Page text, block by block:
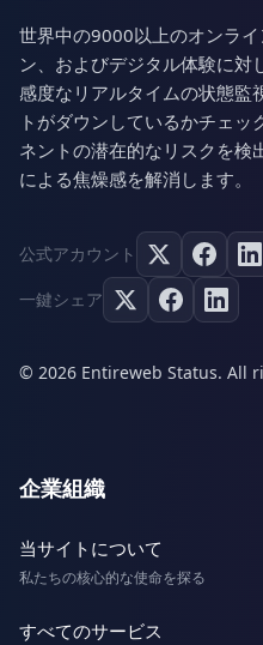
世界中の9000以上のオンラ
ン、およびデジタル体験に対
感度なリアルタイムの状態監
トがダウンしているかチェ
ネントの潜在的なリスクを検
による焦燥感を解消します。
公式アカウント
一鍵シェア
© 2026 Entireweb Status. All
企業組織
当サイトについて
私たちの核心的な使命を探る
すべてのサービス